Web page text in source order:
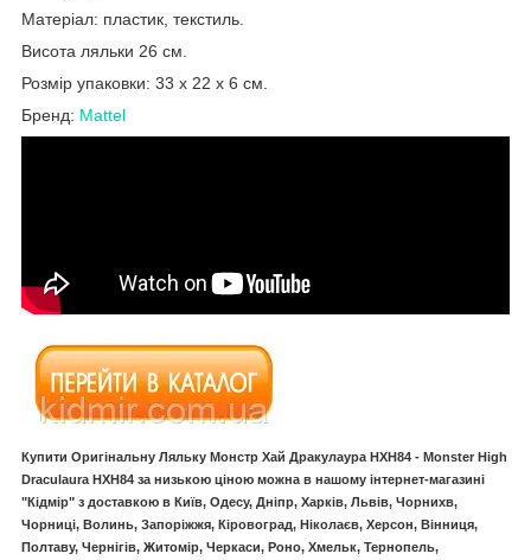
Матеріал: пластик, текстиль.
Висота ляльки 26 см.
Розмір упаковки: 33 x 22 x 6 см.
Бренд: Mattel
Купити Оригінальну Ляльку Монстр Хай Дракулаура HXH84 - Monster High
Draculaura HXH84 за низькою ціною можна в нашому інтернет-магазині
"Кідмір" з доставкою в Київ, Одесу, Дніпр, Харків, Львів, Чорнихв,
Чорниці, Волинь, Запоріжжя, Кіровоград, Ніколаєв, Херсон, Вінниця,
Полтаву, Чернігів, Житомір, Черкаси, Роно, Хмельк, Тернопель,